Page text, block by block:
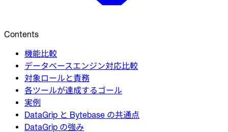
Contents
機能比較
データベースエンジン対応比較
対象ロールと責務
各ツールが達成するゴール
実例
DataGrip と Bytebase の共通点
DataGrip の強み